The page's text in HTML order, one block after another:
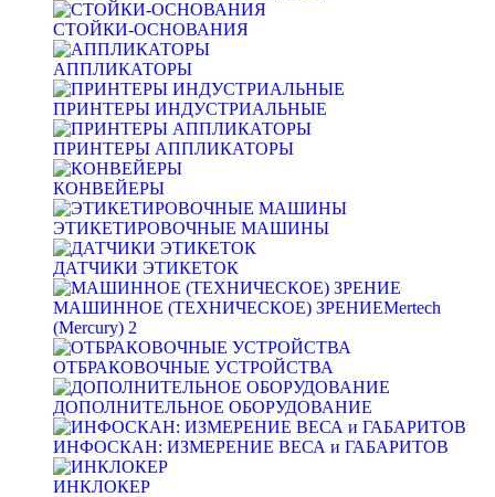
СТОЙКИ-ОСНОВАНИЯ
АППЛИКАТОРЫ
ПРИНТЕРЫ ИНДУСТРИАЛЬНЫЕ
ПРИНТЕРЫ АППЛИКАТОРЫ
КОНВЕЙЕРЫ
ЭТИКЕТИРОВОЧНЫЕ МАШИНЫ
ДАТЧИКИ ЭТИКЕТОК
МАШИННОЕ (ТЕХНИЧЕСКОЕ) ЗРЕНИЕMertech
(Mercury) 2
ОТБРАКОВОЧНЫЕ УСТРОЙСТВА
ДОПОЛНИТЕЛЬНОЕ ОБОРУДОВАНИЕ
ИНФОСКАН: ИЗМЕРЕНИЕ ВЕСА и ГАБАРИТОВ
ИНКЛОКЕР